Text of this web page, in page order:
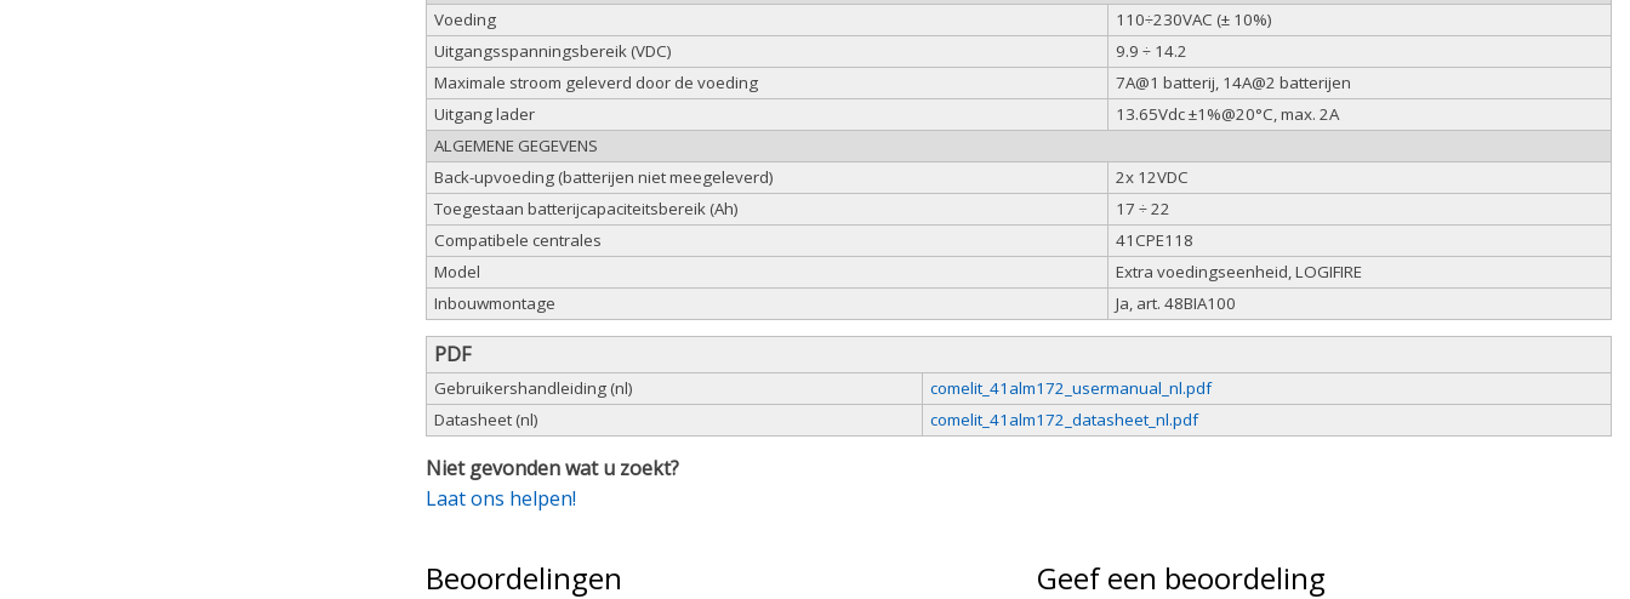
Voeding
110÷230VAC (± 10%)
Uitgangsspanningsbereik (VDC)
9.9 ÷ 14.2
Maximale stroom geleverd door de voeding
7A@1 batterij, 14A@2 batterijen
Uitgang lader
13.65Vdc ±1%@20°C, max. 2A
ALGEMENE GEGEVENS
Back-upvoeding (batterijen niet meegeleverd)
2x 12VDC
Toegestaan batterijcapaciteitsbereik (Ah)
17 ÷ 22
Compatibele centrales
41CPE118
Model
Extra voedingseenheid, LOGIFIRE
Inbouwmontage
Ja, art. 48BIA100
PDF
Gebruikershandleiding (nl)
comelit_41alm172_usermanual_nl.pdf
Datasheet (nl)
comelit_41alm172_datasheet_nl.pdf
Niet gevonden wat u zoekt?
Laat ons helpen!
Beoordelingen Geef een beoordeling